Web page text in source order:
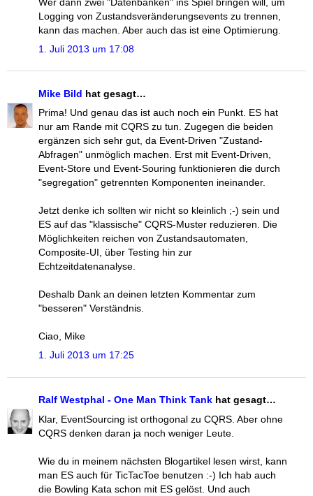
Logging von Zustandsveränderungsevents zu trennen,
kann das machen. Aber auch das ist eine Optimierung.
1. Juli 2013 um 17:08
Mike Bild hat gesagt…
Prima! Und genau das ist auch noch ein Punkt. ES hat
nur am Rande mit CQRS zu tun. Zugegen die beiden
ergänzen sich sehr gut, da Event-Driven "Zustand-
Abfragen" unmöglich machen. Erst mit Event-Driven,
Event-Store und Event-Souring funktionieren die durch
"segregation" getrennten Komponenten ineinander.
Jetzt denke ich sollten wir nicht so kleinlich ;-) sein und
ES auf das "klassische" CQRS-Muster reduzieren. Die
Möglichkeiten reichen von Zustandsautomaten,
Composite-UI, über Testing hin zur
Echtzeitdatenanalyse.
Deshalb Dank an deinen letzten Kommentar zum
"besseren" Verständnis.
Ciao, Mike
1. Juli 2013 um 17:25
Ralf Westphal - One Man Think Tank hat gesagt…
Klar, EventSourcing ist orthogonal zu CQRS. Aber ohne
CQRS denken daran ja noch weniger Leute.
Wie du in meinem nächsten Blogartikel lesen wirst, kann
man ES auch für TicTacToe benutzen :-) Ich hab auch
die Bowling Kata schon mit ES gelöst. Und auch